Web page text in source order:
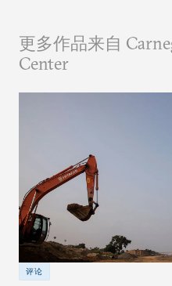
更多作品来自
Center
评论